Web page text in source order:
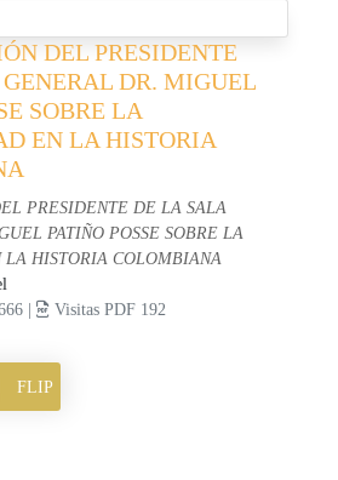
DEL PRESIDENTE
DR. MIGUEL
SOBRE LA
EN LA HISTORIA
PRESIDENTE DE LA SALA
PATIÑO POSSE SOBRE LA
LA HISTORIA COLOMBIANA
|
Visitas PDF 192
FLIP